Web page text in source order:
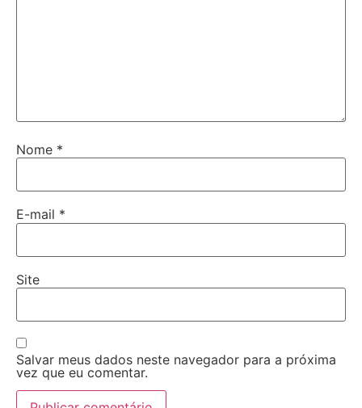
Nome *
E-mail *
Site
Salvar meus dados neste navegador para a próxima
vez que eu comentar.